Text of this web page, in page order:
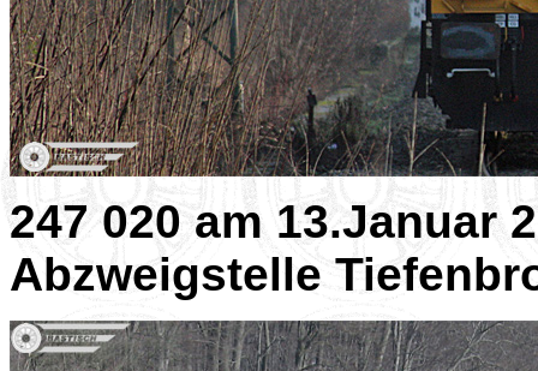
247 020 am 13.Januar
Abzweigstelle